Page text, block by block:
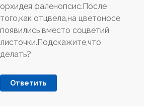
орхидея фаленопсис.После
того,как отцвела,на цветоносе
появились вместо соцветий
листочки.Подскажите,что
делать?
Ответить